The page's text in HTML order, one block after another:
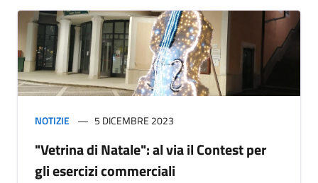
NOTIZIE 5 DICEMBRE 2023
"Vetrina di Natale": al via il Contest per
gli esercizi commerciali